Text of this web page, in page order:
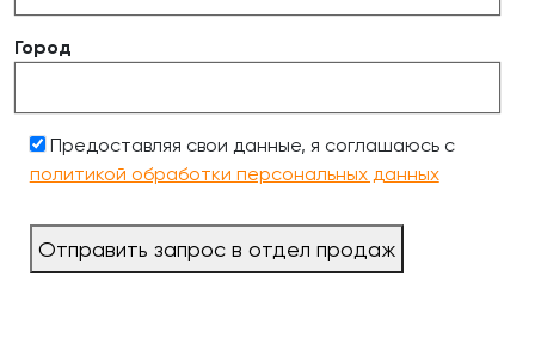
Город
Предоставляя свои данные, я соглашаюсь с
политикой обработки персональных данных
Отправить запрос в отдел продаж